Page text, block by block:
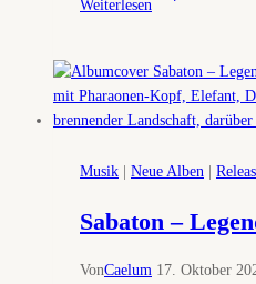
Weiterlesen
McSix
Angus
McSix
and
Eye
Musik Neue Alben
Sabaton –
VonCaelum 17. Oktober